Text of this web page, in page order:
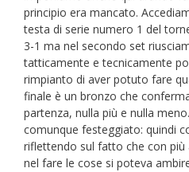
principio era mancato.
testa di serie numero 1 del
3-1 ma nel secondo set
tatticamente e tecnicamente
rimpianto di aver potuto fare
finale è un bronzo che
partenza, nulla più e nulla
comunque festeggiato: quindi
riflettendo sul fatto che con
nel fare le cose si poteva